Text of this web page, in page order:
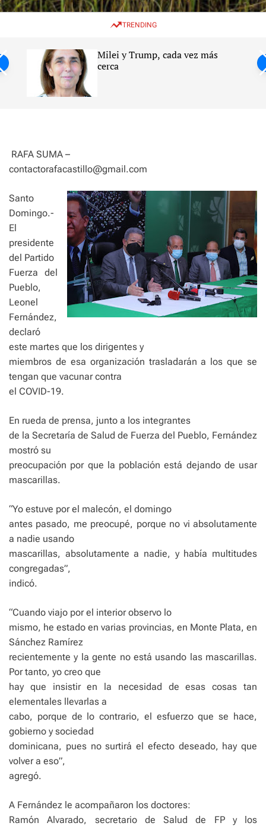
w
c
e
e
TRENDING
Milei y Trump, cada vez más
cerca
RAFA SUMA –
contactorafacastillo@gmail.com
Santo
Domingo.-
El
presidente
del Partido
Fuerza del
Pueblo,
Leonel
Fernández,
declaró
este martes que los dirigentes y
miembros de esa organización trasladarán a los que se
tengan que vacunar contra
el COVID-19.
En rueda de prensa, junto a los integrantes
de la Secretaría de Salud de Fuerza del Pueblo, Fernández
mostró su
preocupación por que la población está dejando de usar
mascarillas.
“Yo estuve por el malecón, el domingo
antes pasado, me preocupé, porque no vi absolutamente
a nadie usando
mascarillas, absolutamente a nadie, y había multitudes
congregadas”,
indicó.
“Cuando viajo por el interior observo lo
mismo, he estado en varias provincias, en Monte Plata, en
Sánchez Ramírez
recientemente y la gente no está usando las mascarillas.
Por tanto, yo creo que
hay que insistir en la necesidad de esas cosas tan
elementales llevarlas a
cabo, porque de lo contrario, el esfuerzo que se hace,
gobierno y sociedad
dominicana, pues no surtirá el efecto deseado, hay que
volver a eso”,
agregó.
A Fernández le acompañaron los doctores:
Ramón Alvarado, secretario de Salud de FP y los